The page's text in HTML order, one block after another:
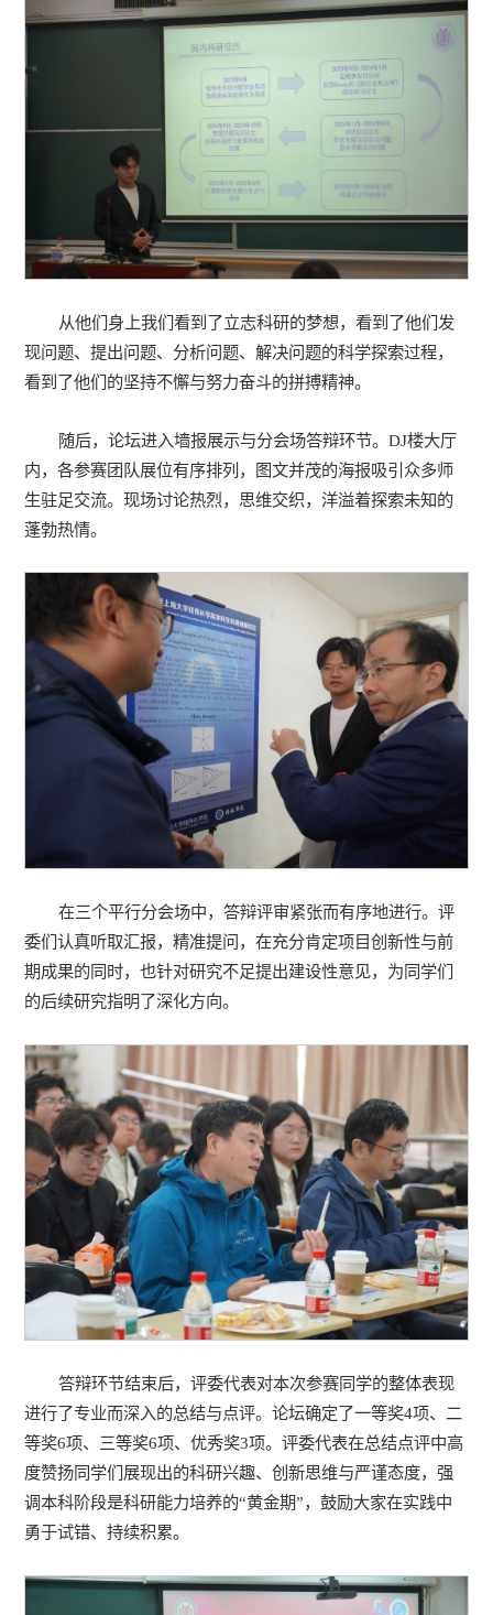
从他们身上我们看到了立志科研的梦想，看到了他们发
现问题、提出问题、分析问题、解决问题的科学探索过程，
看到了他们的坚持不懈与努力奋斗的拼搏精神。
随后，论坛进入墙报展示与分会场答辩环节。DJ楼大厅
内，各参赛团队展位有序排列，图文并茂的海报吸引众多师
生驻足交流。现场讨论热烈，思维交织，洋溢着探索未知的
蓬勃热情。
在三个平行分会场中，答辩评审紧张而有序地进行。评
委们认真听取汇报，精准提问，在充分肯定项目创新性与前
期成果的同时，也针对研究不足提出建设性意见，为同学们
的后续研究指明了深化方向。
答辩环节结束后，评委代表对本次参赛同学的整体表现
进行了专业而深入的总结与点评。论坛确定了一等奖4项、二
等奖6项、三等奖6项、优秀奖3项。评委代表在总结点评中高
度赞扬同学们展现出的科研兴趣、创新思维与严谨态度，强
调本科阶段是科研能力培养的“黄金期”，鼓励大家在实践中
勇于试错、持续积累。